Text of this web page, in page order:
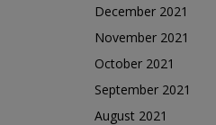
December 2021
November 2021
October 2021
September 2021
August 2021